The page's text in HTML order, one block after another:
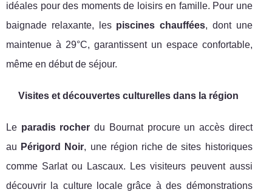
idéales pour des moments de loisirs en famille. Pour une
baignade relaxante, les piscines chauffées, dont une
maintenue à 29°C, garantissent un espace confortable,
même en début de séjour.
Visites et découvertes culturelles dans la région
Le paradis rocher du Bournat procure un accès direct
au Périgord Noir, une région riche de sites historiques
comme Sarlat ou Lascaux. Les visiteurs peuvent aussi
découvrir la culture locale grâce à des démonstrations